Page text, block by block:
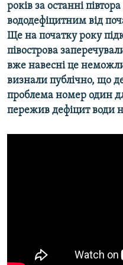
Усі сайти RFE/RL
років за останні
вододефіцитним від
Ще на початку року
півострова
вже навесні це
визнали публічно, що
проблема номер один
пережив дефіцит води